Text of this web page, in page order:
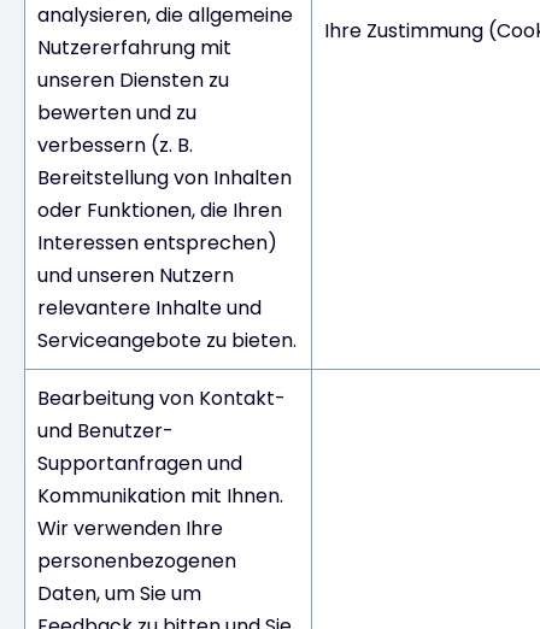
analysieren, die allgemeine
Nutzererfahrung mit
unseren Diensten zu
bewerten und zu
verbessern (z. B.
Bereitstellung von Inhalten
oder Funktionen, die Ihren
Interessen entsprechen)
und unseren Nutzern
relevantere Inhalte und
Serviceangebote zu bieten.
Ihre Zustimmung
Bearbeitung von Kontakt-
und Benutzer-
Supportanfragen und
Kommunikation mit Ihnen.
Wir verwenden Ihre
personenbezogenen
Daten, um Sie um